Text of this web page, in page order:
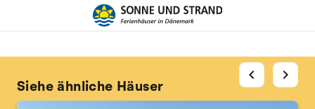
Siehe ähnliche Häuser
chevron_left chevron_right